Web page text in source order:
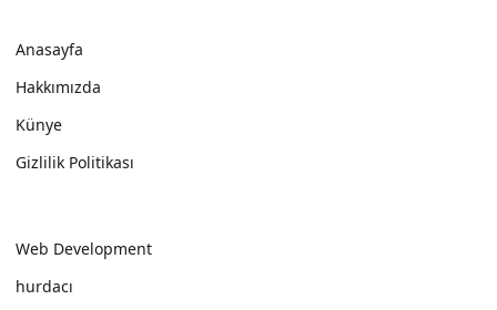
Anasayfa
Hakkımızda
Künye
Gizlilik Politikası
Web Development
hurdacı